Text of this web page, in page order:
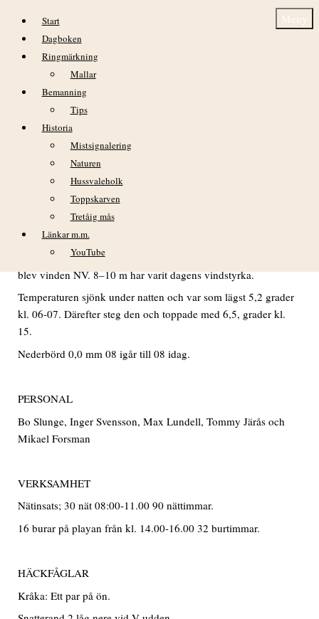
Hoppa till innehåll Meny
Start
Dagboken
Ringmärkning
Mallar
Bemanning
Tips
Historia
Mistsignalering
Naturen
Hussvaleholk
Toppskarven
Tretåig mås
Länkar m.m.
YouTube
Dagbok Nidingens Fågelstation tisdag 31
mars 2026
VÄDER
Klart under natten. Kl. 01 blev det mulet fram till 05 då klart
väder blev hela dagens väder.
I natt vred vindarna från V till SV till V och på morgonen
blev vinden NV. 8–10 m har varit dagens vindstyrka.
Temperaturen sjönk under natten och var som lägst 5,2 grader
kl. 06-07. Därefter steg den och toppade med 6,5, grader kl.
15.
Nederbörd 0,0 mm 08 igår till 08 idag.
PERSONAL
Bo Slunge, Inger Svensson, Max Lundell, Tommy Järås och
Mikael Forsman
VERKSAMHET
Nätinsats; 30 nät 08:00-11.00 90 nättimmar.
16 burar på playan från kl. 14.00-16.00 32 burtimmar.
HÄCKFÅGLAR
Kråka: Ett par på ön.